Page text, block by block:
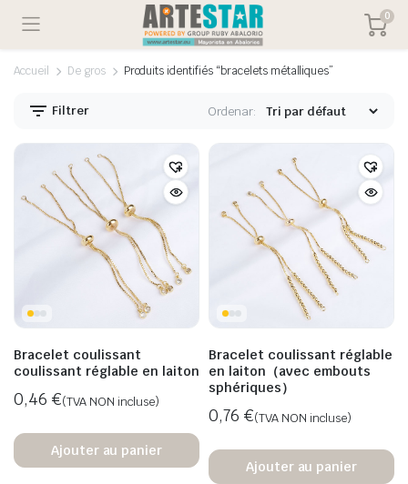
0
Accueil De gros Produits identifiés “bracelets métalliques”
Filtrer Ordenar:
Bracelet coulissant
coulissant réglable en laiton
0,46 €(TVA NON incluse)
Ajouter au panier
Bracelet coulissant réglable
en laiton（avec embouts
sphériques）
0,76 €(TVA NON incluse)
Ajouter au panier